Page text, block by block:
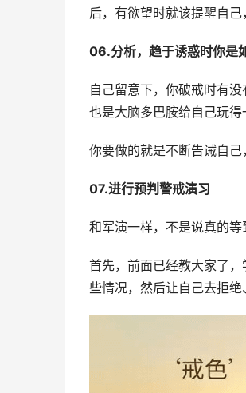
后，有欲望时就该提醒自
06.分析，趋于诱惑时你是
自己留意下，你破戒时有
也是大脑多巴胺给自己玩得
你要做的就是不断告诫自
07.进行预判警戒演习
和军演一样，不是说真的
首先，前面已经教大家了
些情况，然后让自己去拒绝